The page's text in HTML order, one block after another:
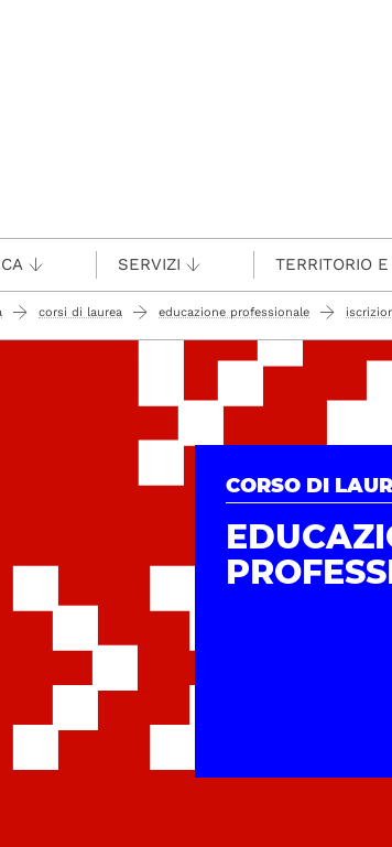
SERVIZI TERRITORIO
corsi di laurea educazione professionale
CORSO DI